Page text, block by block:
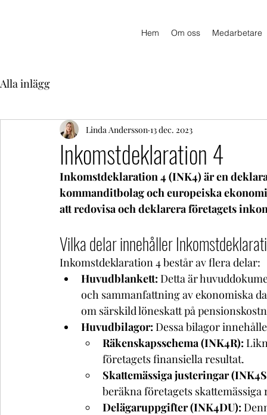
Hem Om oss Medarbetare
Alla inlägg
Inkomstdeklaration 4
Linda Andersson 13 dec. 2023
Inkomstdeklaration 4 (INK4) är en
kommanditbolag och europeiska
att redovisa och deklarera företagets
Vilka delar innehåller
Inkomstdeklaration 4 består av flera delar:
Huvudblankett: Detta är
och sammanfattning av ekonomiska
om särskild löneskatt på
Huvudbilagor: Dessa bilagor
Räkenskapsschema (INK4R):
företagets finansiella resultat.
Skattemässiga justeringar
beräkna företagets skattemässiga
Delägaruppgifter (INK4DU):